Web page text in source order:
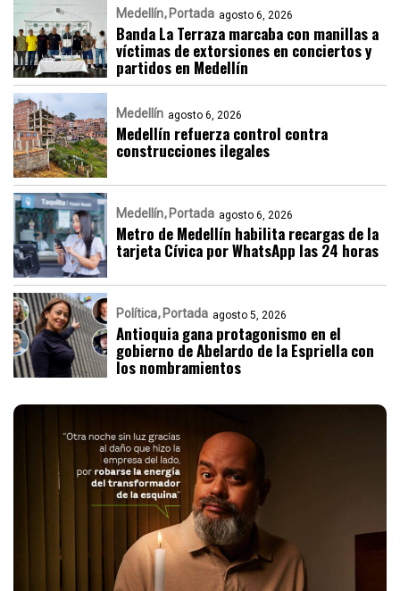
Medellín Portada agosto 6, 2026
Banda La Terraza marcaba con manillas a
víctimas de extorsiones en conciertos y
partidos en Medellín
Medellín agosto 6, 2026
Medellín refuerza control contra
construcciones ilegales
Medellín Portada agosto 6, 2026
Metro de Medellín habilita recargas de la
tarjeta Cívica por WhatsApp las 24 horas
Política Portada agosto 5, 2026
Antioquia gana protagonismo en el
gobierno de Abelardo de la Espriella con
los nombramientos